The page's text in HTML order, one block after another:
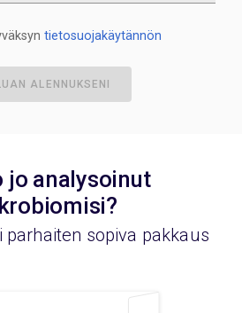
tietosuojakäytännön
ALENNUKSENI
jo analysoinut
parhaiten sopiva pakkaus